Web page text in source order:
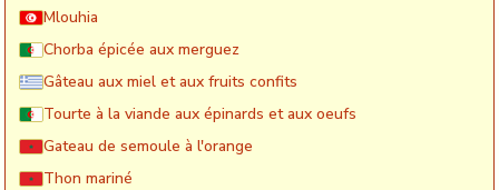
Mlouhia
Chorba épicée aux merguez
Gâteau aux miel et aux fruits confits
Tourte à la viande aux épinards et aux oeufs
Gateau de semoule à l'orange
Thon mariné